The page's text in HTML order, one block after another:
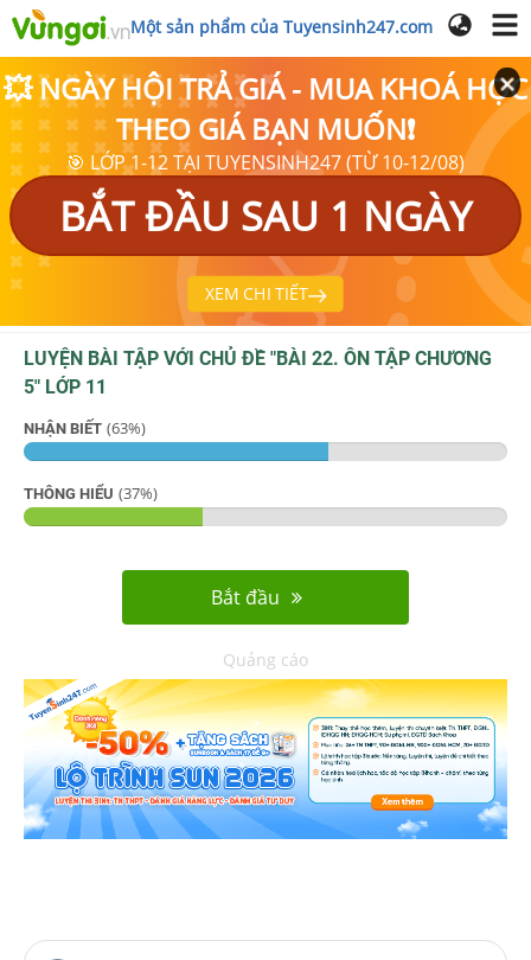
Một sản phẩm của Tuyensinh247.com
💥 NGÀY HỘI TRẢ GIÁ - MUA KHOÁ HỌC
THEO GIÁ BẠN MUỐN❗
🎯 LỚP 1-12 TẠI TUYENSINH247 (TỪ 10-12/08)
BẮT ĐẦU SAU 1 NGÀY
XEM CHI TIẾT
LUYỆN BÀI TẬP VỚI CHỦ ĐỀ "BÀI 22. ÔN TẬP CHƯƠNG
5" LỚP 11
NHẬN BIẾT (63%)
THÔNG HIỂU (37%)
Bắt đầu
Quảng cáo